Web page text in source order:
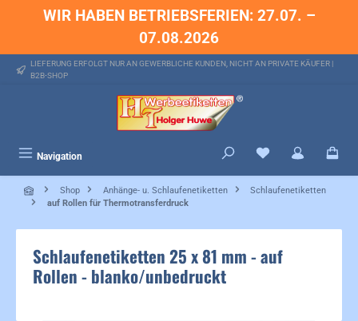
springenWIR HABEN BETRIEBSFERIEN: 27.07. –
07.08.2026
LIEFERUNG ERFOLGT NUR AN GEWERBLICHE KUNDEN, NICHT AN PRIVATE KÄUFER |
B2B-SHOP
Navigation Du hast 0 Produkte
Shop Anhänge- u. Schlaufenetiketten
Schlaufenetiketten
auf Rollen für Thermotransferdruck
Schlaufenetiketten 25 x 81 mm - auf
Rollen - blanko/unbedruckt